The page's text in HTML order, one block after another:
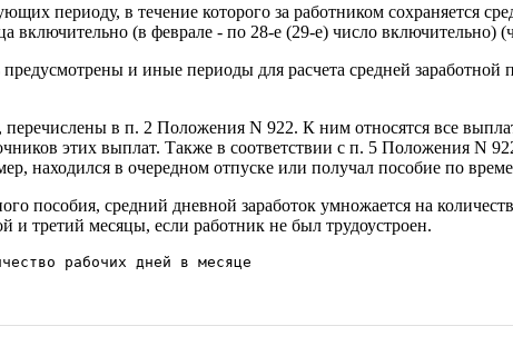
периоду, в течение которого за работником сохраняется
включительно (в феврале - по 28-е (29-е) число включительно)
и иные периоды для расчета средней заработной
перечислены в п. 2 Положения N 922. К ним относятся все
этих выплат. Также в соответствии с п. 5 Положения N
находился в очередном отпуске или получал пособие по
пособия, средний дневной заработок умножается на
и третий месяцы, если работник не был трудоустроен.